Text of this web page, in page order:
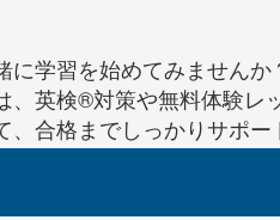
学習を始めてみませんか
英検®対策や無料体験レ
合格までしっかりサポー